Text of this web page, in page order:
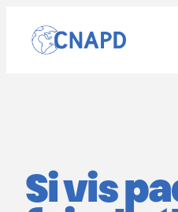
contenu
Si vis